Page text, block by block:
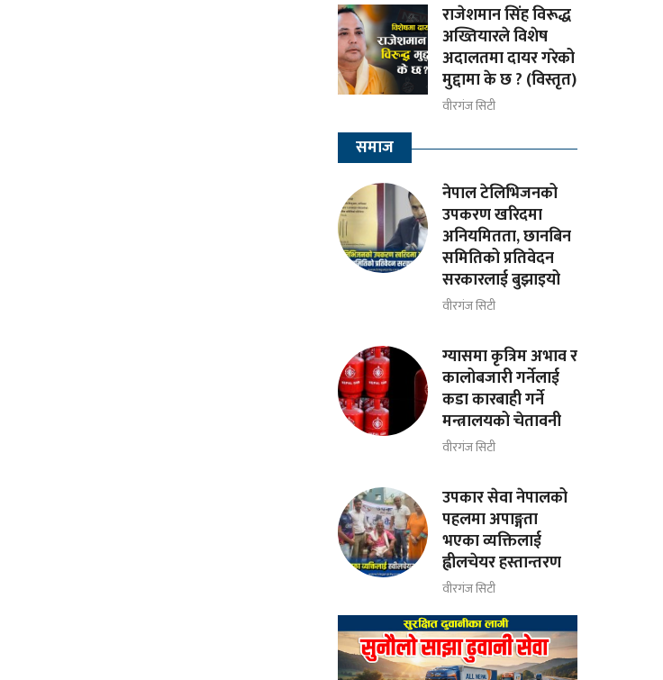
राजेशमान सिंह विरूद्ध
अख्तियारले विशेष
अदालतमा दायर गरेको
मुद्दामा के छ ? (विस्तृत)
वीरगंज सिटी
समाज
नेपाल टेलिभिजनको
उपकरण खरिदमा
अनियमितता, छानबिन
समितिको प्रतिवेदन
सरकारलाई बुझाइयो
वीरगंज सिटी
ग्यासमा कृत्रिम अभाव र
कालोबजारी गर्नेलाई
कडा कारबाही गर्ने
मन्त्रालयको चेतावनी
वीरगंज सिटी
उपकार सेवा नेपालको
पहलमा अपाङ्गता
भएका व्यक्तिलाई
ह्वीलचेयर हस्तान्तरण
वीरगंज सिटी